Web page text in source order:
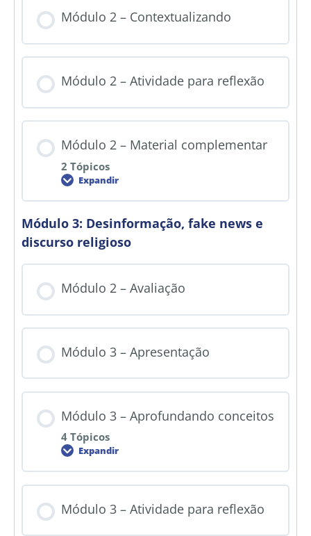
Módulo 2 – Contextualizando
Módulo 2 – Atividade para reflexão
Módulo 2 – Material complementar
2 Tópicos
Expandir
Módulo 3: Desinformação, fake news e
discurso religioso
Módulo 2 – Avaliação
Módulo 3 – Apresentação
Módulo 3 – Aprofundando conceitos
4 Tópicos
Expandir
Módulo 3 – Atividade para reflexão